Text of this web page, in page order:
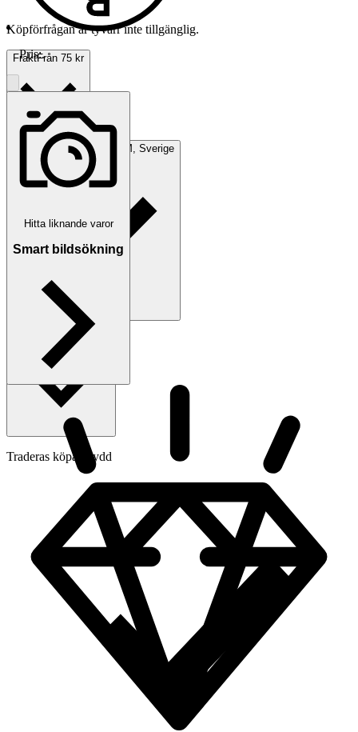
Köpförfrågan är tyvärr inte tillgänglig.
FraktFrån 75 kr
Avhämtning ÄNGELHOLM, Sverige
Via Tradera
Traderas köparskydd
Pris:.
Hitta liknande varor
Smart bildsökning